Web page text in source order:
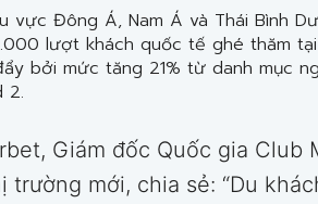
vực Đông Á, Nam Á và Thái Bình
lượt khách quốc tế ghé thăm
bởi mức tăng 21% từ danh mục
2.
Giám đốc Quốc gia Club
trường mới, chia sẻ: “Du